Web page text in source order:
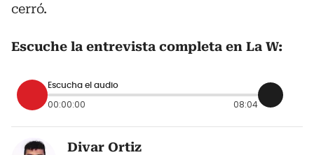
cerró.
Escuche la entrevista completa en La W:
Escucha el audio
00:00:00 08:04
Divar Ortiz